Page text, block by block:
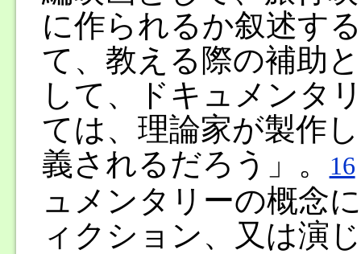
に作られるか叙述す
て、教える際の補助
して、ドキュメンタ
ては、理論家が製作
義されるだろう」。
16
ュメンタリーの概念
ィクション、又は演